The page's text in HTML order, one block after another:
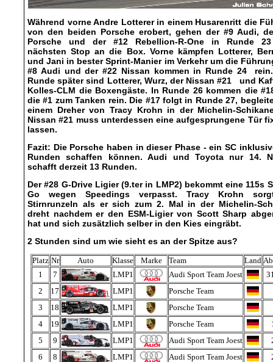
Während vorne Andre Lotterer in einem Husarenritt die
von den beiden Porsche erobert, gehen der #9 Audi,
Porsche und der #12 Rebellion-R-One in Runde
nächsten Stop an die Box. Vorne kämpfen Lotterer,
und Jani in bester Sprint-Manier im Verkehr um die
#8 Audi und der #22 Nissan kommen in Runde 24
Runde später sind Lotterer, Wurz, der Nissan #21 und
Kolles-CLM die Boxengäste. In Runde 26 kommen die
die #1 zum Tanken rein. Die #17 folgt in Runde 27,
einem Dreher von Tracy Krohn in der Michelin-
Nissan #21 muss unterdessen eine aufgesprungene Tür
lassen.
Fazit: Die Porsche haben in dieser Phase - ein SC
Runden schaffen können. Audi und Toyota nur 14.
schafft derzeit 13 Runden.
Der #28 G-Drive Ligier (9.ter in LMP2) bekommt eine 115s
Go wegen Speedings verpasst. Tracy Krohn
Stirnrunzeln als er sich zum 2. Mal in der Michelin-
dreht nachdem er den ESM-Ligier von Scott Sharp
hat und sich zusätzlich selber in den Kies eingräbt.
2 Stunden sind um wie sieht es an der Spitze aus?
Platz Nr Auto Klasse Marke Team Land
1
7 LMP1 Audi Sport Team Joest
2
17 LMP1
Porsche Team
3
18 LMP1
Porsche Team
4
19 LMP1 Porsche Team
5
9 LMP1 Audi Sport Team Joest
6
8 LMP1 Audi Sport Team Joest